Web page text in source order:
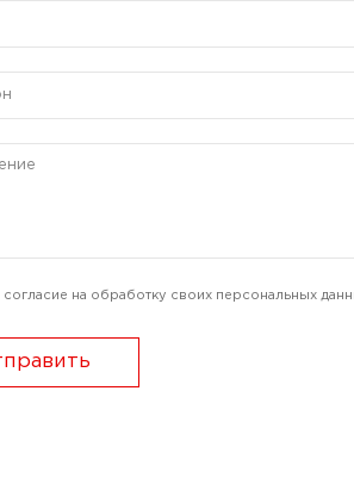
на обработку своих персональных